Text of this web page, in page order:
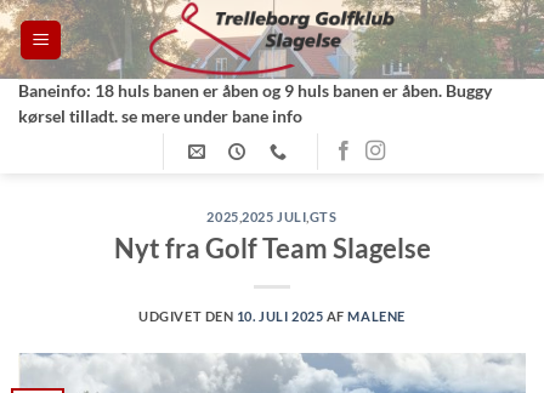
Fortsæt
til
indhold
Baneinfo: 18 huls banen er åben og 9 huls banen er åben. Buggy
kørsel tilladt. se mere under bane info
2025 ,2025 JULI GTS
Nyt fra Golf Team Slagelse
UDGIVET DEN 10. JULI 2025 AFMALENE